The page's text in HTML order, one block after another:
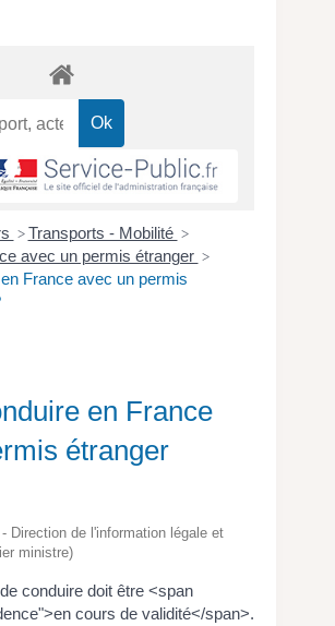
> Transports - Mobilité >
avec un permis étranger >
France avec un permis
en France
étranger
Direction de l'information légale et
ministre)
conduire doit être <span
cours de validité</span>.